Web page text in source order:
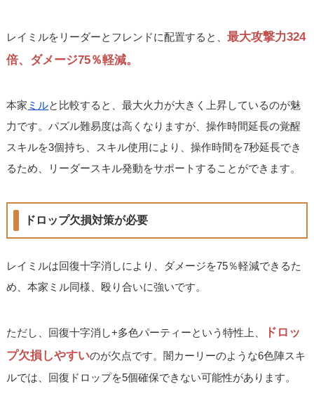
レイミルをリーダーとフレンドに配置すると、最大攻撃力324
倍、ダメージ75％軽減。
本家 ミルと比較すると、最大火力が大きく上昇しているのが魅
力です。パズル難易度は高くなりますが、操作時間延長の覚醒
スキルを3個持ち、スキル使用により、操作時間を7秒延長でき
るため、リーダースキル発動をサポートすることができます。
ドロップ欠損対策が必要
レイミルは回復十字消しにより、ダメージを75％軽減できるた
め、本家ミル同様、殴り合いに強いです。
ただし、回復十字消し+多色パーティーという特性上、
ドロッ
プ欠損しやすいのが欠点です。闇カーリーのような6色陣スキ
ルでは、回復ドロップを5個確保できない可能性があります。